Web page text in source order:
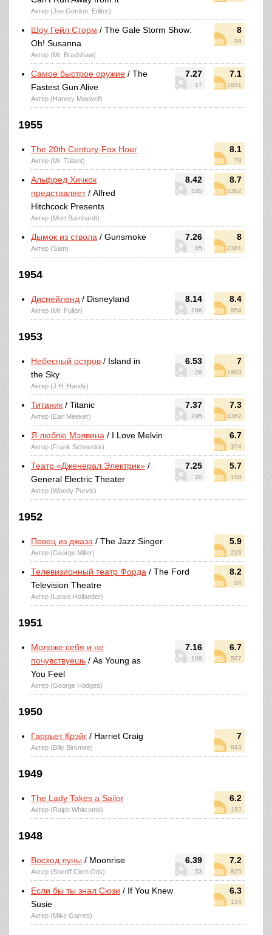
Актер (Joe Gordon, Editor)
8
99
Шоу Гейл Сторм / The Gale Storm Show:
Oh! Susanna
Актер (Mr. Bradshaw)
7.27
17
7.1
1651
Самое быстрое оружие / The
Fastest Gun Alive
Актер (Harvey Maxwell)
1955
8.1
78
The 20th Century-Fox Hour
Актер (Mr. Tallant)
8.42
535
8.7
5362
Альфред Хичкок
представляет/ Alfred
Hitchcock Presents
Актер (Mort Barnhardt)
7.26
85
8
2381
Дымок из ствола / Gunsmoke
Актер (Sam)
1954
8.14
296
8.4
854
Диснейленд / Disneyland
Актер (Mr. Fuller)
1953
6.53
26
7
1983
Небесный остров / Island in
the Sky
Актер (J.H. Handy)
7.37
295
7.3
4362
Титаник / Titanic
Актер (Earl Meeker)
6.7
374
Я люблю Мэлвина / I Love Melvin
Актер (Frank Schneider)
7.25
20
5.7
158
Театр «Дженерал Электрик» /
General Electric Theater
Актер (Woody Purvis)
1952
5.9
226
Певец из джаза / The Jazz Singer
Актер (George Miller)
8.2
84
Телевизионный театр Форда / The Ford
Television Theatre
Актер (Lance Hollander)
1951
7.16
108
6.7
567
Моложе себя и не
почувствуешь / As Young as
You Feel
Актер (George Hodges)
1950
7
843
Гаррьет Крэйг / Harriet Craig
Актер (Billy Birkmire)
1949
6.2
182
The Lady Takes a Sailor
Актер (Ralph Whitcomb)
1948
6.39
53
7.2
825
Восход луны / Moonrise
Актер (Sheriff Clem Otis)
6.3
134
Если бы ты знал Сюзи / If You Knew
Susie
Актер (Mike Garrett)